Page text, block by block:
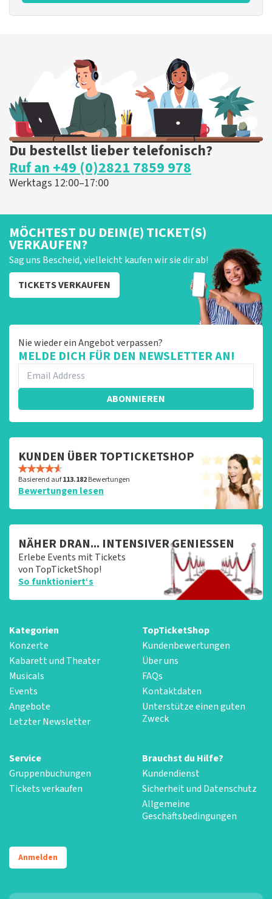
Du bestellst lieber telefonisch?
Ruf an +49 (0)2821 7859 978
Werktags 12:00–17:00
MÖCHTEST DU DEIN(E) TICKET(S)
VERKAUFEN?
Sag uns Bescheid, vielleicht kaufen wir sie dir ab!
TICKETS VERKAUFEN
Nie wieder ein Angebot verpassen?
MELDE DICH FÜR DEN NEWSLETTER AN!
ABONNIEREN
KUNDEN ÜBER TOPTICKETSHOP
Basierend auf113.182Bewertungen
Bewertungen lesen
NÄHER DRAN... INTENSIVER GENIESSEN
Erlebe Events mit Tickets
von TopTicketShop!
So funktioniert‘s
Kategorien
Konzerte
Kabarett und Theater
Musicals
Events
Angebote
Letzter Newsletter
TopTicketShop
Kundenbewertungen
Über uns
FAQs
Kontaktdaten
Unterstütze einen guten
Zweck
Service
Gruppenbuchungen
Tickets verkaufen
Brauchst du Hilfe?
Kundendienst
Sicherheit und Datenschutz
Allgemeine
Geschäftsbedingungen
Anmelden